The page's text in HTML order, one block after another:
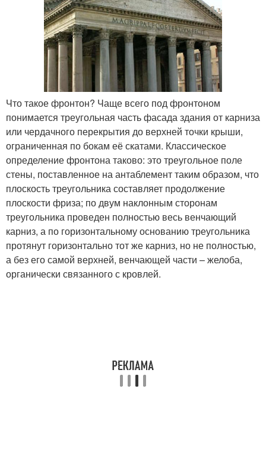
Что такое фронтон? Чаще всего под фронтоном
понимается треугольная часть фасада здания от карниза
или чердачного перекрытия до верхней точки крыши,
ограниченная по бокам её скатами. Классическое
определение фронтона таково: это треугольное поле
стены, поставленное на антаблемент таким образом, что
плоскость треугольника составляет продолжение
плоскости фриза; по двум наклонным сторонам
треугольника проведен полностью весь венчающий
карниз, а по горизонтальному основанию треугольника
протянут горизонтально тот же карниз, но не полностью,
а без его самой верхней, венчающей части – желоба,
органически связанного с кровлей.